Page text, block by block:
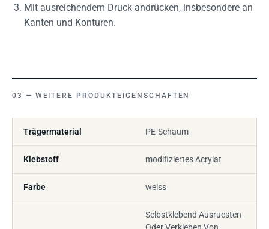
Mit ausreichendem Druck andrücken, insbesondere an
Kanten und Konturen.
WEITERE PRODUKTEIGENSCHAFTEN
Trägermaterial PE-Schaum
Klebstoff modifiziertes Acrylat
Farbe weiss
Selbstklebend Ausruesten